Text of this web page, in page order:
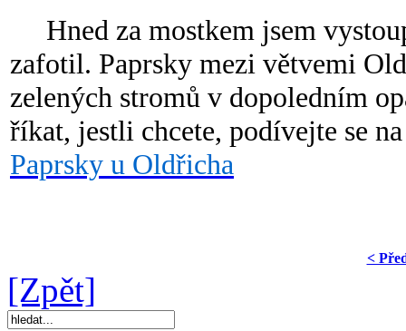
Hned za mostkem jsem
zafotil. Paprsky mezi větvemi
zelených stromů v dopoledním
říkat, jestli chcete, podívejte se
Paprsky u Oldřicha
<
[Zpět]